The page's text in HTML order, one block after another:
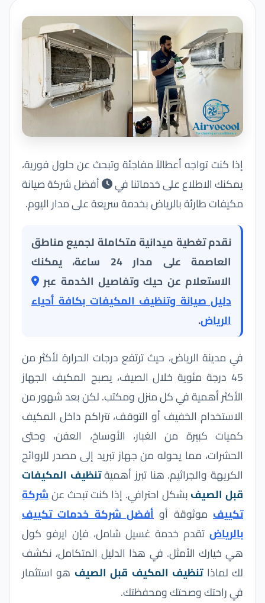
إذا كنت تواجه أعطالاً مفاجئة وتبحث عن حلول فورية،
يمكنك الاطلاع على خدماتنا في
أفضل شركة صيانة
مكيفات طارئة بالرياض بخدمة سريعة على مدار اليوم.
نقدم تغطية ميدانية متكاملة لجميع مناطق
العاصمة على مدار 24 ساعة، يمكنك
الاستعلام عن حيك وتفاصيل الخدمة عبر
دليل صيانة وتنظيف المكيفات بكافة أحياء
الرياض.
في مدينة الرياض، حيث ترتفع درجات الحرارة لأكثر من
45 درجة مئوية خلال الصيف، يصبح المكيف الجهاز
الأكثر أهمية في كل منزل ومكتب. لكن بعد شهور من
الاستخدام الخفيف أو التوقف، تتراكم داخل المكيف
كميات كبيرة من الغبار، الأوساخ، العفن، وحتى
الحشرات، مما يحوله من جهاز تبريد إلى مصدر للروائح
الكريهة والجراثيم. هنا تبرز أهميةتنظيف المكيفات
قبل الصيفبشكل احترافي. إذا كنت تبحث عنشركة
تكييف موثوقة أو أفضل شركة خدمات تكييف
بالرياض تقدم خدمة غسيل شامل، فإن ايرفو كول
هي خيارك الأمثل. في هذا الدليل المتكامل، نكشف
لك لماذاتنظيف المكيف قبل الصيف هو استثمار
في راحتك وصحتك ومحفظتك.